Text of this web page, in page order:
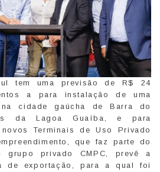
tem uma previsão de R$ 24
a para instalação de uma
cidade gaúcha de Barra do
da Lagoa Guaíba, e para
Terminais de Uso Privado
que faz parte do
grupo privado CMPC, prevê a
de exportação, para a qual foi